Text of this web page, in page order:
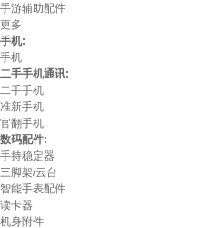
手游辅助配件
更多
手机:
手机
二手手机通讯:
二手手机
准新手机
官翻手机
数码配件:
手持稳定器
三脚架/云台
智能手表配件
读卡器
机身附件